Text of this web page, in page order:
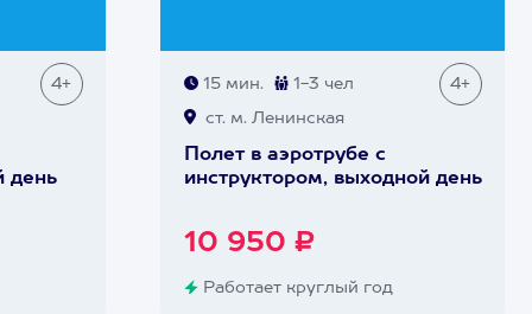
4+
день
15 мин. 1-3 чел 4+
ст. м. Ленинская
Полет в аэротрубе с
инструктором, выходной день
10 950 ₽
Работает круглый год